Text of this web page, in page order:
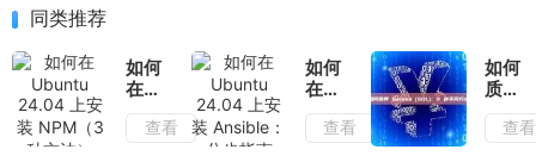
同类推荐
如何
在
Ubuntu
24.04
查看
如何
在
Ubuntu
24.04
查看
如何
质押
查看